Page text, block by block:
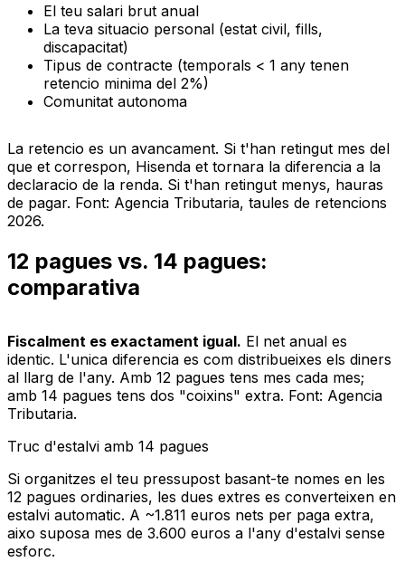
El teu salari brut anual
La teva situacio personal (estat civil, fills,
discapacitat)
Tipus de contracte (temporals < 1 any tenen
retencio minima del 2%)
Comunitat autonoma
La retencio es un avancament. Si t'han retingut mes del
que et correspon, Hisenda et tornara la diferencia a la
declaracio de la renda. Si t'han retingut menys, hauras
de pagar. Font: Agencia Tributaria, taules de retencions
2026.
12 pagues vs. 14 pagues:
comparativa
Fiscalment es exactament igual. El net anual es
identic. L'unica diferencia es com distribueixes els diners
al llarg de l'any. Amb 12 pagues tens mes cada mes;
amb 14 pagues tens dos "coixins" extra. Font: Agencia
Tributaria.
Truc d'estalvi amb 14 pagues
Si organitzes el teu pressupost basant-te nomes en les
12 pagues ordinaries, les dues extres es converteixen en
estalvi automatic. A ~1.811 euros nets per paga extra,
aixo suposa mes de 3.600 euros a l'any d'estalvi sense
esforc.